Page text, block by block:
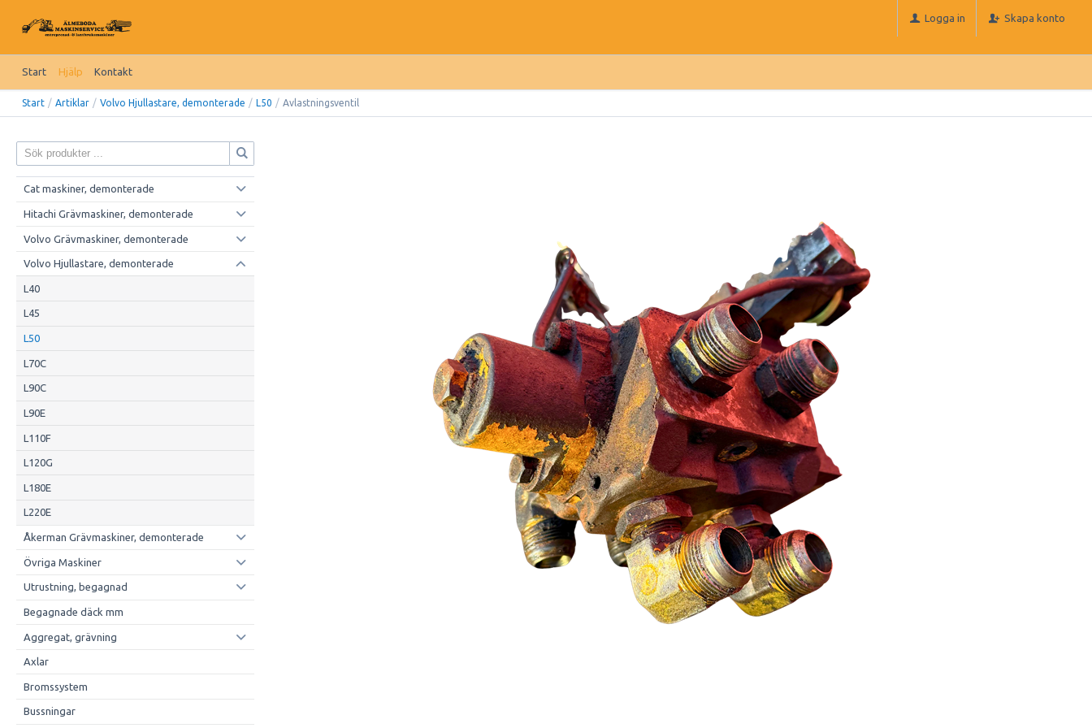
Logga in Skapa konto
Start Hjälp Kontakt
Start / Artiklar / Volvo Hjullastare, demonterade / L50 / Avlastningsventil
Cat maskiner, demonterade
Hitachi Grävmaskiner, demonterade
Volvo Grävmaskiner, demonterade
Volvo Hjullastare, demonterade
L40
L45
L50
L70C
L90C
L90E
L110F
L120G
L180E
L220E
Åkerman Grävmaskiner, demonterade
Övriga Maskiner
Utrustning, begagnad
Begagnade däck mm
Aggregat, grävning
Axlar
Bromssystem
Bussningar